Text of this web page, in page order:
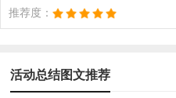
推荐度：
活动总结图文推荐